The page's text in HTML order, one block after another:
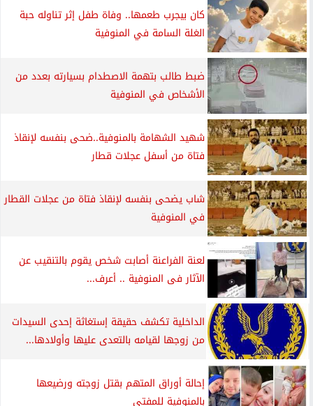
كان بيجرب طعمها.. وفاة طفل إثر تناوله حبة
الغلة السامة في المنوفية
ضبط طالب بتهمة الاصطدام بسيارته بعدد من
الأشخاص في المنوفية
شهيد الشهامة بالمنوفية..ضحى بنفسه لإنقاذ
فتاة من أسفل عجلات قطار
شاب يضحى بنفسه لإنقاذ فتاة من عجلات القطار
في المنوفية
لعنة الفراعنة أصابت شخص يقوم بالتنقيب عن
الآثار فى المنوفية .. أعرف...
الداخلية تكشف حقيقة إستغاثة إحدى السيدات
من زوجها لقيامه بالتعدى عليها وأولادها...
إحالة أوراق المتهم بقتل زوجته ورضيعها
بالمنوفية للمفتي